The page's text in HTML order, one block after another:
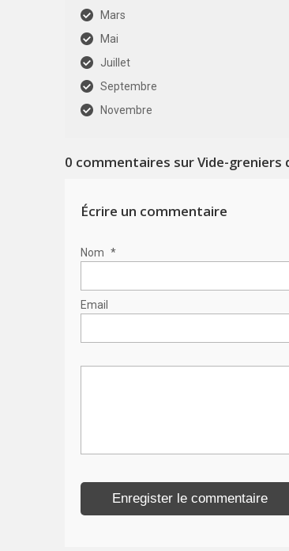
Mars
Mai
Juillet
Septembre
Novembre
0 commentaires sur Vide-greniers
Écrire un commentaire
Nom *
Email